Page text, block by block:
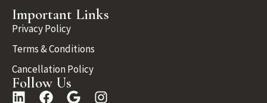
Important Links
Privacy Policy
Terms & Conditions
Cancellation Policy
Follow Us